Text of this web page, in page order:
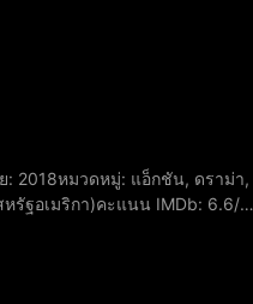
รัฐอเมริกา)​คะแนน IMDb: 6.6/10​